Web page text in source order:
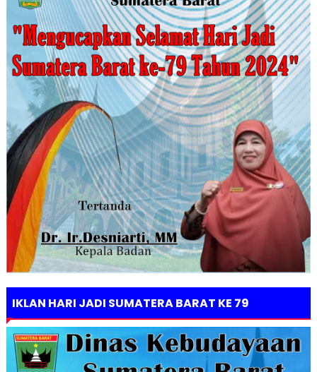
IKLAN HARI JADI SUMATERA BARAT KE 79